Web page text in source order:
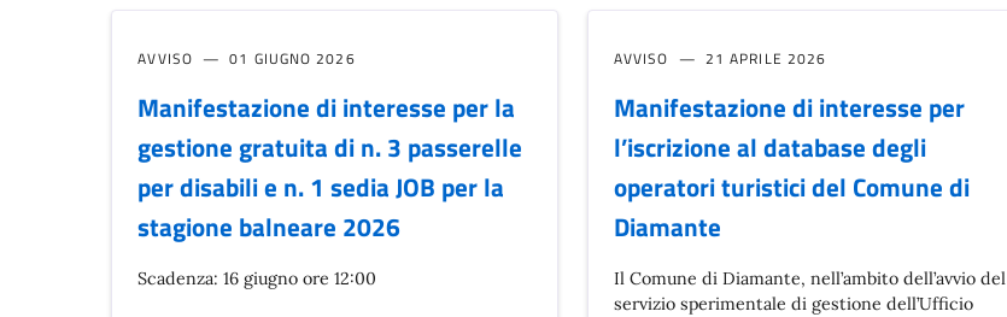
AVVISO 01 GIUGNO 2026
Manifestazione di interesse per la
gestione gratuita di n. 3 passerelle
per disabili e n. 1 sedia JOB per la
stagione balneare 2026
Scadenza: 16 giugno ore 12:00
AVVISO 21 APRILE 2026
Manifestazione di interesse per
l’iscrizione al database degli
operatori turistici del Comune di
Diamante
Il Comune di Diamante, nell’ambito dell’avvio del
servizio sperimentale di gestione dell’Ufficio